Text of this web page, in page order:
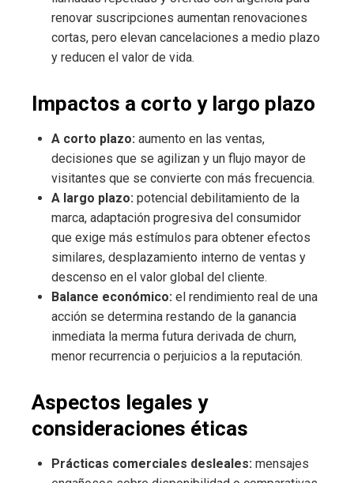
renovar suscripciones aumentan renovaciones
cortas, pero elevan cancelaciones a medio plazo
y reducen el valor de vida.
Impactos a corto y largo plazo
A corto plazo: aumento en las ventas,
decisiones que se agilizan y un flujo mayor de
visitantes que se convierte con más frecuencia.
A largo plazo: potencial debilitamiento de la
marca, adaptación progresiva del consumidor
que exige más estímulos para obtener efectos
similares, desplazamiento interno de ventas y
descenso en el valor global del cliente.
Balance económico: el rendimiento real de una
acción se determina restando de la ganancia
inmediata la merma futura derivada de churn,
menor recurrencia o perjuicios a la reputación.
Aspectos legales y
consideraciones éticas
Prácticas comerciales desleales: mensajes